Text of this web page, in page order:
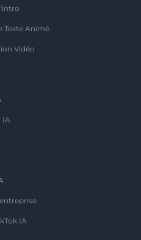
Texte Animé
Vidéo
IA
IA